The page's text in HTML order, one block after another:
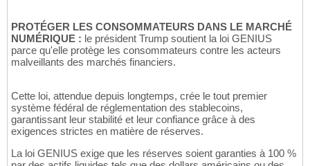
PROTÉGER LES CONSOMMATEURS DANS LE MARCHÉ
NUMÉRIQUE : le président Trump soutient la loi GENIUS
parce qu'elle protège les consommateurs contre les acteurs
malveillants des marchés financiers.
Cette loi, attendue depuis longtemps, crée le tout premier
système fédéral de réglementation des stablecoins,
garantissant leur stabilité et leur confiance grâce à des
exigences strictes en matière de réserves.
La loi GENIUS exige que les réserves soient garanties à 100 %